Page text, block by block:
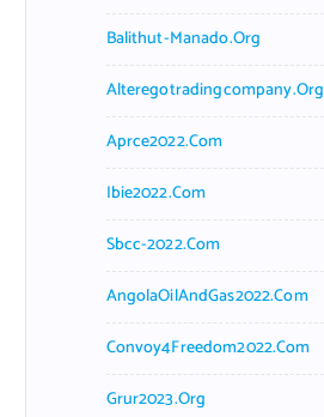
Balithut-Manado.org
Alteregotradingcompany.org
Aprce2022.com
Ibie2022.com
Sbcc-2022.com
AngolaOilAndGas2022.com
Convoy4Freedom2022.com
Grur2023.org